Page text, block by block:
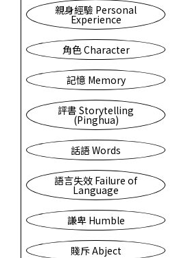
親身經驗 Personal
Experience
角色 Character
記憶 Memory
評書 Storytelling
(Pinghua)
話語 Words
語言失效 Failure of
Language
謙卑 Humble
賤斥 Abject